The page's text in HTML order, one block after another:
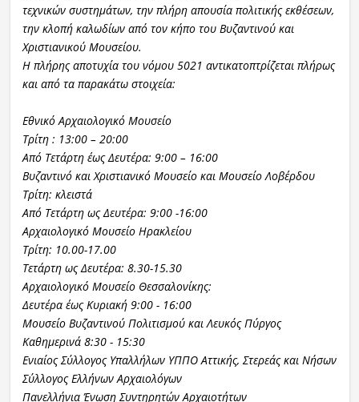
τεχνικών συστημάτων, την πλήρη απουσία πολιτικής εκθέσεων,
την κλοπή καλωδίων από τον κήπο του Βυζαντινού και
Χριστιανικού Μουσείου.
Η πλήρης αποτυχία του νόμου 5021 αντικατοπτρίζεται πλήρως
και από τα παρακάτω στοιχεία:
Εθνικό Αρχαιολογικό Μουσείο
Τρίτη : 13:00 – 20:00
Από Τετάρτη έως Δευτέρα: 9:00 – 16:00
Βυζαντινό και Χριστιανικό Μουσείο και Μουσείο Λοβέρδου
Τρίτη: κλειστά
Από Τετάρτη ως Δευτέρα: 9:00 -16:00
Αρχαιολογικό Μουσείο Ηρακλείου
Τρίτη: 10.00-17.00
Τετάρτη ως Δευτέρα: 8.30-15.30
Αρχαιολογικό Μουσείο Θεσσαλονίκης:
Δευτέρα έως Κυριακή 9:00 - 16:00
Μουσείο Βυζαντινού Πολιτισμού και Λευκός Πύργος
Καθημερινά 8:30 - 15:30
Ενιαίος Σύλλογος Υπαλλήλων ΥΠΠΟ Αττικής, Στερεάς και Νήσων
Σύλλογος Ελλήνων Αρχαιολόγων
Πανελλήνια Ένωση Συντηρητών Αρχαιοτήτων